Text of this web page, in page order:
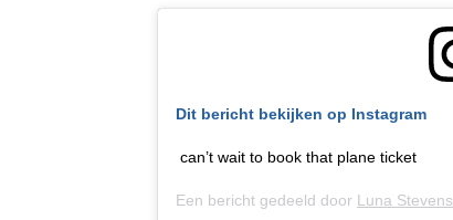
Dit bericht bekijken op Instagram
can’t wait to book that plane ticket
Een bericht gedeeld door Luna Stevens